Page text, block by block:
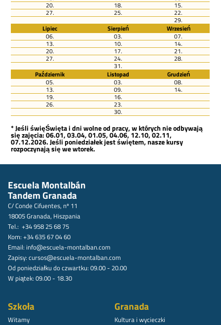
20. 18. 15.
27. 25. 22.
29.
Lipiec
Sierpień
Wrzesień
06.
03. 07.
13. 10. 14.
20. 17. 21.
27. 24. 28.
31.
Październik
Listopad
Grudzień
05.
03. 08.
13. 09. 14.
19. 16.
26. 23.
30.
* Jeśli święŚwięta i dni wolne od pracy, w których nie odbywają
się zajęcia: 06.01, 03.04, 01.05, 04.06, 12.10, 02.11,
07.12.2026. Jeśli poniedziałek jest świętem, nasze kursy
rozpoczynają się we wtorek.
Escuela Montalbán
Tandem Granada
C/ Conde Cifuentes, nº 11
18005 Granada, Hiszpania
Tel.: +34 958 25 68 75
Kom: +34 635 67 04 60
Email: info@escuela-montalban.com
Zapisy: cursos@escuela-montalban.com
Od poniedziałku do czwartku: 09.00 - 20.00
W piątek: 09.00 - 18.30
Szkoła
Witamy
Granada
Kultura i wycieczki